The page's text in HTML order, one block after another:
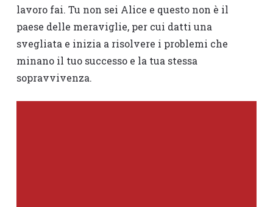
lavoro fai. Tu non sei Alice e questo non è il
paese delle meraviglie, per cui datti una
svegliata e inizia a risolvere i problemi che
minano il tuo successo e la tua stessa
sopravvivenza.